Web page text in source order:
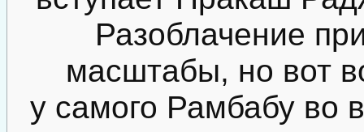
Разоблачение
масштабы, но вот
у самого Рамбабу во